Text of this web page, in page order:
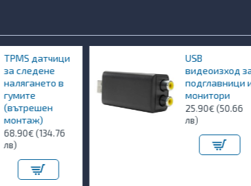
видеоизход за
подглавници и
монитори
25.90€ (50.66